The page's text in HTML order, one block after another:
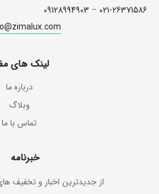
۰۲۱-26371586 –
09128994903
لینک های
درباره ما
وبلاگ
تماس با ما
خبرنامه
از جدیدترین اخبار و تخفیف